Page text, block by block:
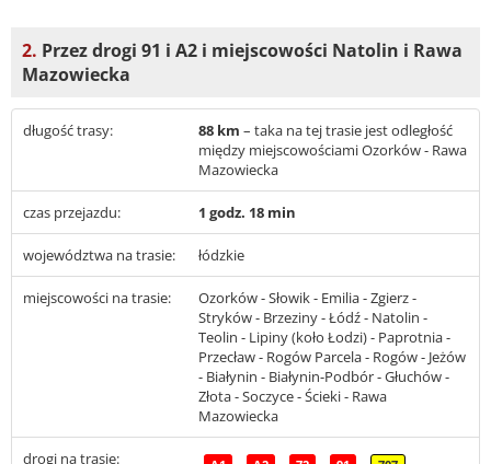
2. Przez drogi 91 i A2 i miejscowości Natolin i Rawa
Mazowiecka
długość trasy: 88 km – taka na tej trasie jest odległość
między miejscowościami Ozorków - Rawa
Mazowiecka
czas przejazdu: 1 godz. 18 min
województwa na trasie: łódzkie
miejscowości na trasie:
Ozorków - Słowik - Emilia - Zgierz -
Stryków - Brzeziny - Łódź - Natolin -
Teolin - Lipiny (koło Łodzi) - Paprotnia -
Przecław - Rogów Parcela - Rogów - Jeżów
- Białynin - Białynin-Podbór - Głuchów -
Złota - Soczyce - Ścieki - Rawa
Mazowiecka
drogi na trasie: